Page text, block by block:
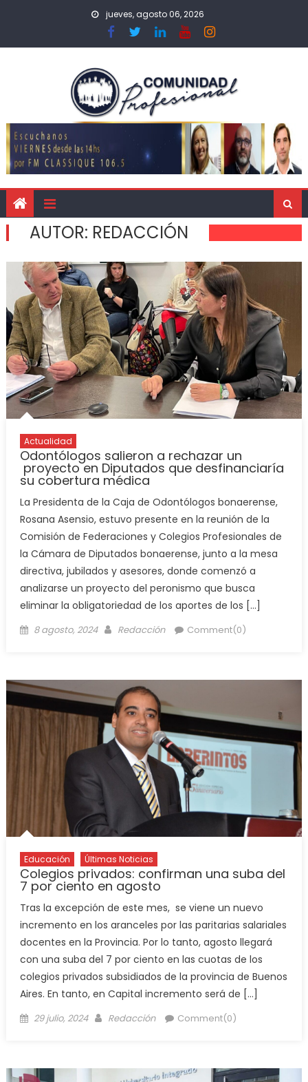
jueves, agosto 06, 2026
AUTOR: REDACCIÓN
Actualidad
Odontólogos salieron a rechazar un
proyecto en Diputados que desfinanciaría
su cobertura médica
La Presidenta de la Caja de Odontólogos bonaerense,
Rosana Asensio, estuvo presente en la reunión de la
Comisión de Federaciones y Colegios Profesionales de
la Cámara de Diputados bonaerense, junto a la mesa
directiva, jubilados y asesores, donde comenzó a
analizarse un proyecto del peronismo que busca
eliminar la obligatoriedad de los aportes de los […]
8 agosto, 2024 Redacción Comment(0)
Educación Últimas Noticias
Colegios privados: confirman una suba del
7 por ciento en agosto
Tras la excepción de este mes, se viene un nuevo
incremento en los aranceles por las paritarias salariales
docentes en la Provincia. Por lo tanto, agosto llegará
con una suba del 7 por ciento en las cuotas de los
colegios privados subsidiados de la provincia de Buenos
Aires. En tanto, en Capital incremento será de […]
29 julio, 2024 Redacción Comment(0)